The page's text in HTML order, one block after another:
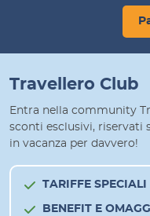
Travellero Club
Entra nella community
sconti esclusivi, riservati
in vacanza per davvero!
TARIFFE SPECIALI
BENEFIT E